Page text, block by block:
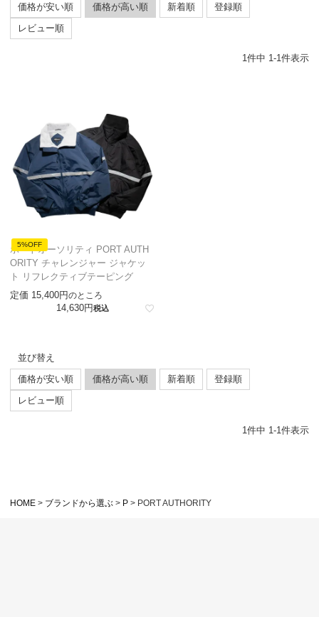
価格が安い順
価格が高い順 新着順
登録順
レビュー順
1 件中 1 -1 件表示
5%OFF
ポートオーソリティ PORT AUTH
ORITY チャレンジャー ジャケッ
ト リフレクティブテーピング
定価 15,400 のところ
14,630 税込
並び替え
価格が安い順
価格が高い順 新着順
登録順
レビュー順
1件中 1-1件表示
HOME ブランドから選ぶ P PORT AUTHORITY